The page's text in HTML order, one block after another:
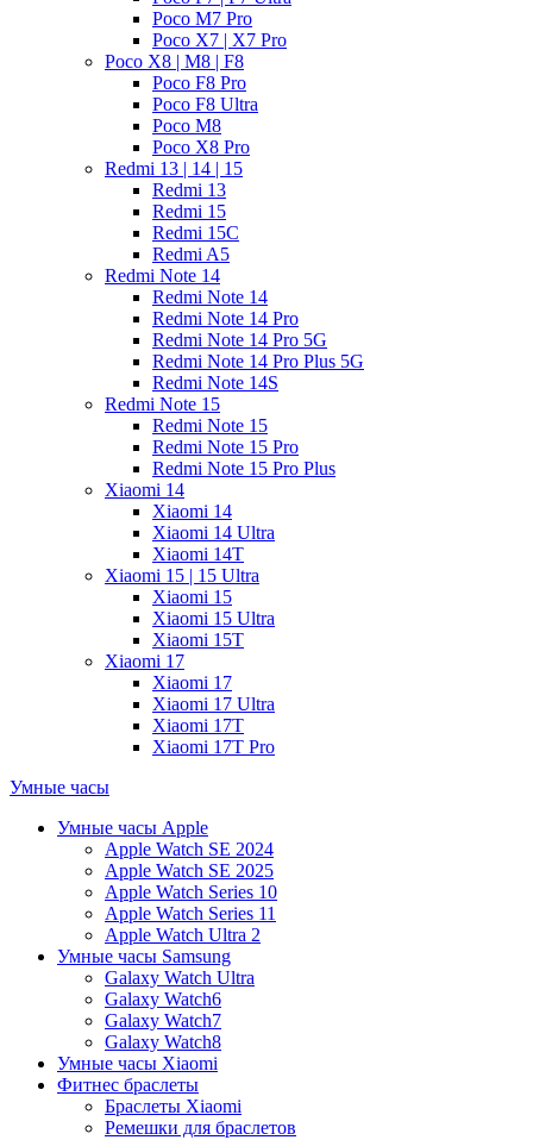
Poco M7 Pro
Poco X7 | X7 Pro
Poco X8 | M8 | F8
Poco F8 Pro
Poco F8 Ultra
Poco M8
Poco X8 Pro
Redmi 13 | 14 | 15
Redmi 13
Redmi 15
Redmi 15C
Redmi A5
Redmi Note 14
Redmi Note 14
Redmi Note 14 Pro
Redmi Note 14 Pro 5G
Redmi Note 14 Pro Plus 5G
Redmi Note 14S
Redmi Note 15
Redmi Note 15
Redmi Note 15 Pro
Redmi Note 15 Pro Plus
Xiaomi 14
Xiaomi 14
Xiaomi 14 Ultra
Xiaomi 14T
Xiaomi 15 | 15 Ultra
Xiaomi 15
Xiaomi 15 Ultra
Xiaomi 15T
Xiaomi 17
Xiaomi 17
Xiaomi 17 Ultra
Xiaomi 17T
Xiaomi 17T Pro
Умные часы
Умные часы Apple
Apple Watch SE 2024
Apple Watch SE 2025
Apple Watch Series 10
Apple Watch Series 11
Apple Watch Ultra 2
Умные часы Samsung
Galaxy Watch Ultra
Galaxy Watch6
Galaxy Watch7
Galaxy Watch8
Умные часы Xiaomi
Фитнес браслеты
Браслеты Xiaomi
Ремешки для браслетов